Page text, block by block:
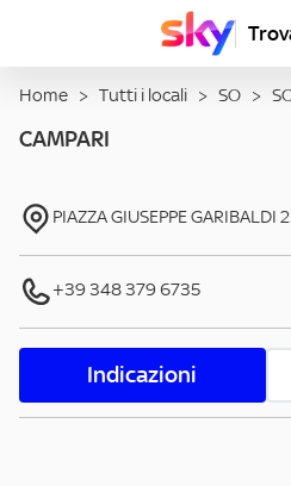
Home > Tutti i locali > SO >
CAMPARI
PIAZZA GIUSEPPE GARIBALDI
+39 348 379 6735
Indicazioni